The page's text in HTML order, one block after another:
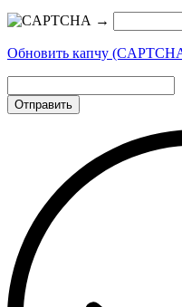
→
Обновить капчу
Отправить